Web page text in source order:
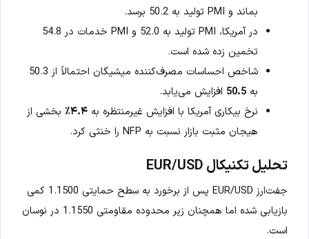
بماند و PMI تولید به 50.2 برسد.
در آمریکا، PMI تولید به 52.0 و PMI خدمات در 54.8
تخمین زده شده است.
شاخص احساسات مصرف‌کننده میشیگان احتمالاً از 50.3
به50.5 افزایش می‌یابد.
نرخ بیکاری آمریکا با افزایش غیرمنتظره به۴.۴٪
بخشی از
هیجان مثبت بازار نسبت به NFP را خنثی کرد.
تحلیل تکنیکال EUR/USD
جفت‌ارز EUR/USD پس از برخورد به سطح حمایتی 1.1500 کمی
بازیابی شده اما همچنان زیر محدوده مقاومتی 1.1550 در نوسان
است.